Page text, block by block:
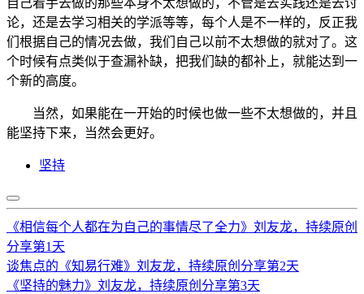
自己着手去做的那些本身不太想做的，不管是去实践还是去讨
论，还是去学习相关的学派等等，每个人是不一样的，反正我
们根据自己的情况去做，我们自己以前不太想做的就对了。这
个时候有点类似于查漏补缺，把我们缺的都补上，就能达到一
个新的高度。
当然，如果能在一开始的时候也做一些不太想做的，并且
能坚持下来，当然会更好。
坚持
《相信每个人都在为自己的事情尽了全力》刘友龙，持续原创
分享第1天
谈焦点的《知易行难》刘友龙，持续原创分享第2天
《坚持的魅力》刘友龙，持续原创分享第3天